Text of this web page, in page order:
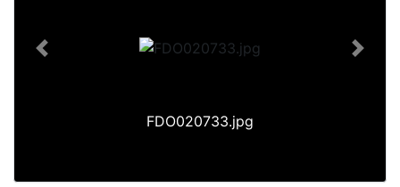
FDO020733.jpg
Previous Next